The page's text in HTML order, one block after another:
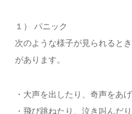
１） パニック
次のような様子が見られると
があります。
・大声を出したり、奇声をあ
・飛び跳ねたり、泣き叫んだ